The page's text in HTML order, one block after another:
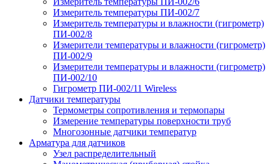
Измеритель температуры ПИ-002/7
Измеритель температуры и влажности (гигрометр)
ПИ-002/8
Измерители температуры и влажности (гигрометр)
ПИ-002/9
Измерители температуры и влажности (гигрометр)
ПИ-002/10
Гигрометр ПИ-002/11 Wireless
Датчики температуры
Термометры сопротивления и термопары
Измерение температуры поверхности труб
Многозонные датчики температур
Арматура для датчиков
Узел распределительный